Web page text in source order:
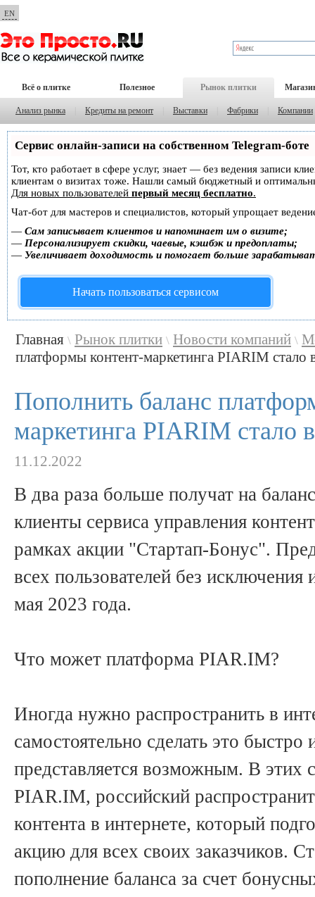
EN
Всё о плитке Полезное Рынок плитки
Анализ рынка Кредиты на ремонт Выставки Фабрики Компании
Сервис онлайн-записи на собственном Telegram-боте
Тот, кто работает в сфере услуг, знает — без ведения записи
клиентам о визитах тоже. Нашли самый бюджетный и
Для новых пользователей первый месяц бесплатно.
Чат-бот для мастеров и специалистов, который упрощает
— Сам записывает клиентов и напоминает им о визите;
— Персонализирует скидки, чаевые, кэшбэк и предоплаты;
— Увеличивает доходимость и помогает больше
Начать пользоваться сервисом
Главная \ Рынок плитки \ Новости компаний \
платформы контент-маркетинга PIARIM стало
Пополнить баланс
маркетинга PIARIM стало
11.12.2022
В два раза больше получат на
клиенты сервиса управления
рамках акции "Стартап-Бонус".
всех пользователей без исключения
мая 2023 года.
Что может платформа PIAR.IM?
Иногда нужно распространить в
самостоятельно сделать это быстро
представляется возможным. В этих
PIAR.IM, российский
контента в интернете, который
акцию для всех своих заказчиков.
пополнение баланса за счет